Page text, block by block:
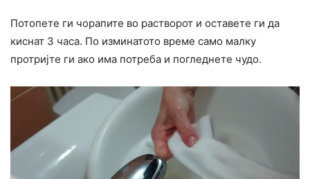
Потопете ги чорапите во растворот и оставете ги да
киснат 3 часа. По изминатото време само малку
протријте ги ако има потреба и погледнете чудо.